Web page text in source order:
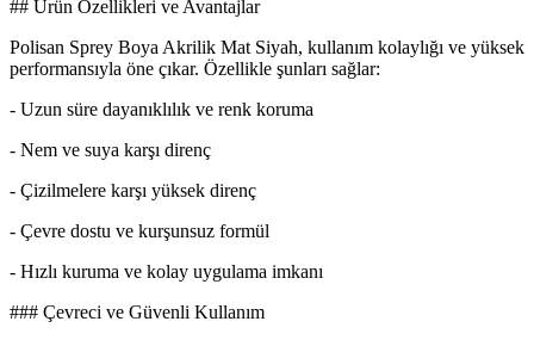
## Ürün Özellikleri ve Avantajlar
Polisan Sprey Boya Akrilik Mat Siyah, kullanım kolaylığı ve yüksek
performansıyla öne çıkar. Özellikle şunları sağlar:
- Uzun süre dayanıklılık ve renk koruma
- Nem ve suya karşı direnç
- Çizilmelere karşı yüksek direnç
- Çevre dostu ve kurşunsuz formül
- Hızlı kuruma ve kolay uygulama imkanı
### Çevreci ve Güvenli Kullanım